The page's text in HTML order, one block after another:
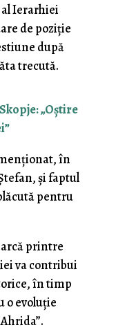
Ierarhiei
de poziție
după
trecută.
„Oștire
în
și faptul
pentru
printre
va contribui
în timp
o evoluție